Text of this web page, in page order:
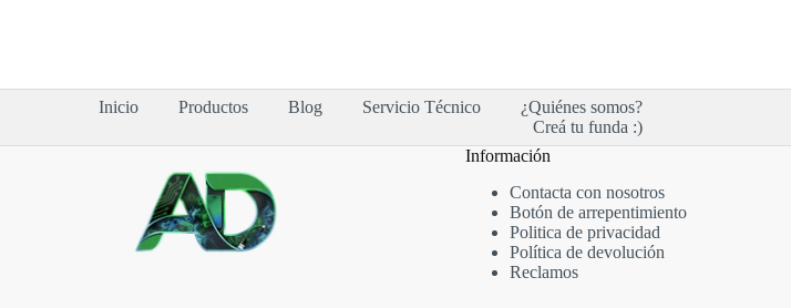
Inicio Productos Blog Servicio Técnico
¿Quiénes somos?
Creá tu funda :)
Información
Contacta con nosotros
Botón de arrepentimiento
Politica de privacidad
Política de devolución
Reclamos